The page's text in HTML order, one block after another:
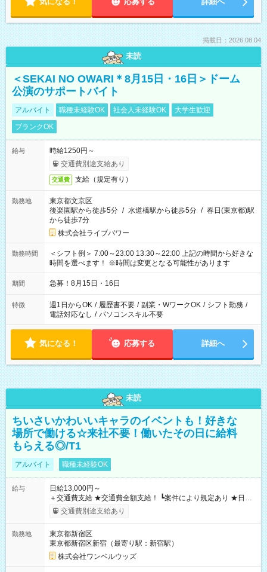
掲載日：2026.08.04
未読
＜SEKAI NO OWARI＊8月15日・16日＞ドーム
公演のサポートバイト
アルバイト 職種未経験OK 社会人未経験OK
大学生歓迎
ブランクOK
給与
時給1250円～
交通費別途支給あり
交通費 支給（規定有り）
勤務地
東京都文京区
後楽園駅から徒歩5分 / 水道橋駅から徒歩5分 / 春日(東京都)駅
から徒歩7分
株式会社ライブパワー
勤務時間
＜シフト例＞ 7:00～23:00 13:30～22:00 上記の時間から好きな
時間を選べます！ ※時間は変更となる可能性があります
期間 急募！8月15日・16日
特徴 週1日からOK / 履歴書不要 / 副業・WワークOK / シフト勤務 /
電話対応なし / パソコンスキル不要
気になる！ 応募する 詳細へ
未読
ちいさいかわいいキャラのイベントも！好きな
場所で働ける☆来社不要！働いたその日に給料
もらえる◎/T1
アルバイト 職種未経験OK
給与
日給13,000円～
＋交通費支給 ★交通費全額支給！ ┗案件により規定あり ★日払
いOK！（規定あり） ┗働いたその日に現金GET♪ お仕事後はコ
ンビニATMから 日払い分を引き落とせます！ 【試用期間】試
交通費別途支給あり
勤務地
東京都新宿区
東京都新宿区新宿（最寄り駅：新宿駅）
株式会社ワンベルウッズ